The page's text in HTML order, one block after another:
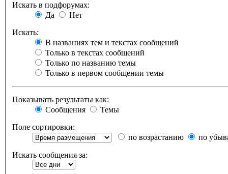
Искать в подфорумах:
Да
Нет
Искать:
В названиях тем и текстах сообщений
Только в текстах сообщений
Только по названию темы
Только в первом сообщении темы
Показывать результаты как:
Сообщения
Темы
Поле сортировки:
по возрастанию
по
Искать сообщения за: